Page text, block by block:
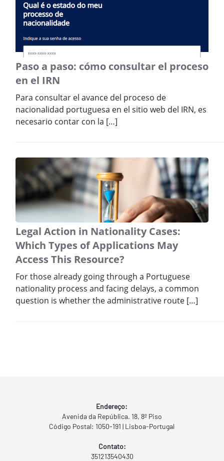
Paso a paso: cómo consultar el proceso
en el IRN
Para consultar el avance del proceso de
nacionalidad portuguesa en el sitio web del IRN, es
necesario contar con la […]
Legal Action in Nationality Cases:
Which Types of Applications May
Access This Resource?
For those already going through a Portuguese
nationality process and facing delays, a common
question is whether the administrative route […]
Endereço:
Avenida da República. 18, 8º Piso
Código Postal: 1050-191 | Lisboa-Portugal
Contato:
351213540430